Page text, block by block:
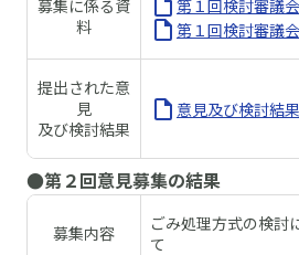
募集に係る資
料
第１回検討審議
第１回検討審議
提出された意
見
及び検討結果
意見及び検討結果
●第２回意見募集の結果
募集内容
ごみ処理方式の検討